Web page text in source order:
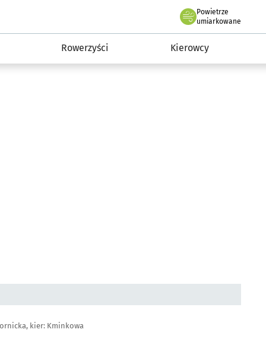
Powietrze
we Wrocławiu
umiarkowane
Rowerzyści Kierowcy
kier: Kminkowa